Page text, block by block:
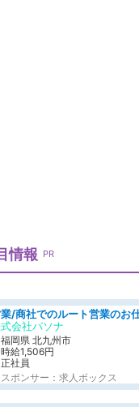
情報 PR
会社パソナ
福岡県 北九州市
時給1,506円
正社員
スポンサー：求人ボックス